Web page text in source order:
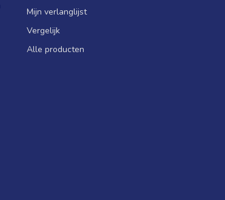
Mijn verlanglijst
Vergelijk
Alle producten